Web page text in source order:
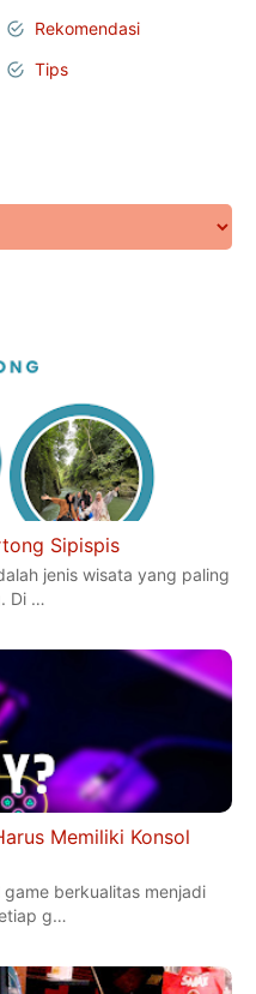
Rekomendasi
Tips
Sipispis
jenis wisata yang paling
Di …
Memiliki Konsol
berkualitas menjadi
g…